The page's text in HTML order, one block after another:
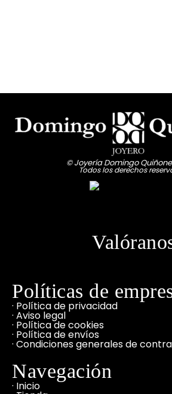
© Joyería Domingo
Todos los derechos
Políticas de
· Política de privacidad
· Aviso legal
· Política de cookies
· Política de envíos
· Condiciones generales de
Navegación
· Inicio